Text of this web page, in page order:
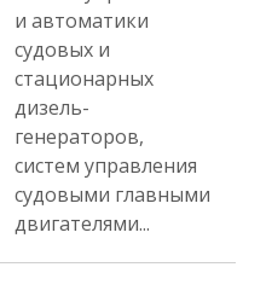
и автоматики
судовых и
стационарных
дизель-
генераторов,
систем управления
судовыми главными
двигателями...